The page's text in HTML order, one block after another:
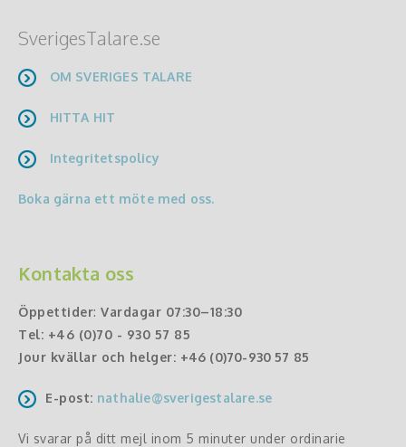
SverigesTalare.se
OM SVERIGES TALARE
HITTA HIT
Integritetspolicy
Boka gärna ett möte med oss.
Kontakta oss
Öppettider: Vardagar 07:30–18:30
Tel: +46 (0)70 - 930 57 85
Jour kvällar och helger: +46 (0)70-930 57 85
E-post: nathalie@sverigestalare.se
Vi svarar på ditt mejl inom 5 minuter under ordinarie